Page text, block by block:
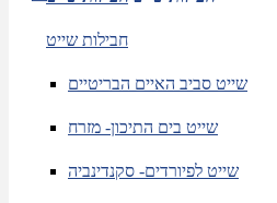
חבילות שייט
שייט סביב האיים הבריטיים
שייט בים התיכון- מזרח
שייט לפיורדים- סקנדינביה